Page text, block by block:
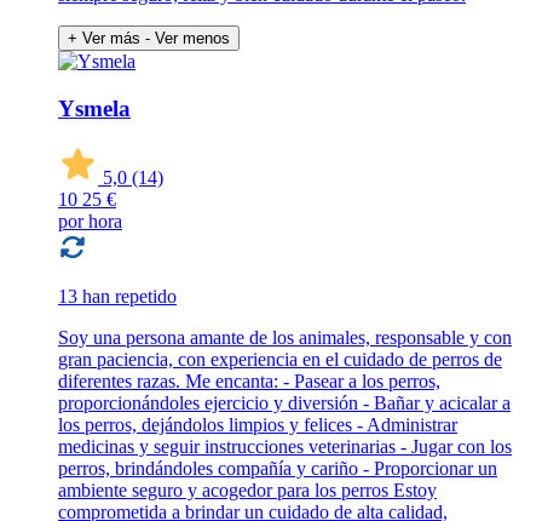
+ Ver más - Ver menos
Ysmela
5,0 (14)
10 25 €
por hora
13 han repetido
Soy una persona amante de los animales, responsable y con
gran paciencia, con experiencia en el cuidado de perros de
diferentes razas. Me encanta: - Pasear a los perros,
proporcionándoles ejercicio y diversión - Bañar y acicalar a
los perros, dejándolos limpios y felices - Administrar
medicinas y seguir instrucciones veterinarias - Jugar con los
perros, brindándoles compañía y cariño - Proporcionar un
ambiente seguro y acogedor para los perros Estoy
comprometida a brindar un cuidado de alta calidad,